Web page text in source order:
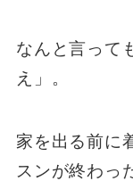
なんと言って
え」。
家を出る前に
スンが終わっ